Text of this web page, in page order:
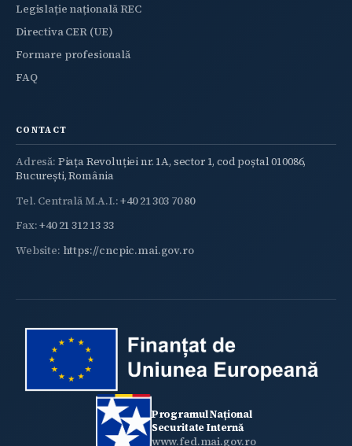
Legislație națională REC
Directiva CER (UE)
Formare profesională
FAQ
CONTACT
Adresă: Piața Revoluției nr. 1A, sector 1, cod poștal 010086,
București, România
Tel. Centrală M.A.I.:+40 21 303 70 80
Fax:+40 21 312 13 33
Website: https://cncpic.mai.gov.ro
Programul Național
Securitate Internă
www.fed.mai.gov.ro